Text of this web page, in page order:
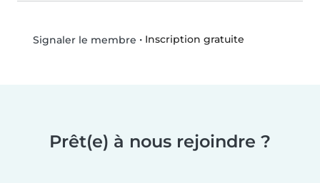
Signaler le membre • Inscription gratuite
Prêt(e) à nous rejoindre ?